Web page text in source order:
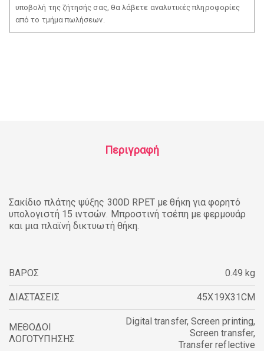
υποβολή της ζήτησής σας, θα λάβετε αναλυτικές πληροφορίες
από το τμήμα πωλήσεων.
Περιγραφή
Σακίδιο πλάτης ψύξης 300D RPET με θήκη για φορητό
υπολογιστή 15 ιντσών. Μπροστινή τσέπη με φερμουάρ
και μια πλαϊνή δικτυωτή θήκη.
ΒΑΡΟΣ 0.49 kg
ΔΙΑΣΤΑΣΕΙΣ 45X19X31CM
ΜΕΘΟΔΟΙ
ΛΟΓΟΤΥΠΗΣΗΣ
Digital transfer, Screen printing,
Screen transfer,
Transfer reflective